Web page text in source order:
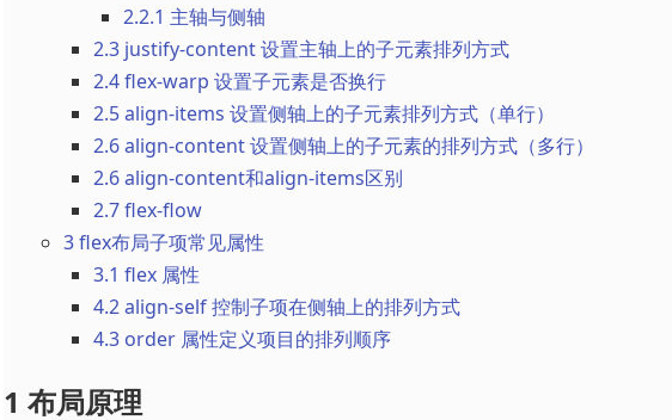
2.2.1 主轴与侧轴
2.3 justify-content 设置主轴上的子元素排列方式
2.4 flex-warp 设置子元素是否换行
2.5 align-items 设置侧轴上的子元素排列方式（单行）
2.6 align-content 设置侧轴上的子元素的排列方式（多行）
2.6 align-content和align-items区别
2.7 flex-flow
3 flex布局子项常见属性
3.1 flex 属性
4.2 align-self 控制子项在侧轴上的排列方式
4.3 order 属性定义项目的排列顺序
1 布局原理